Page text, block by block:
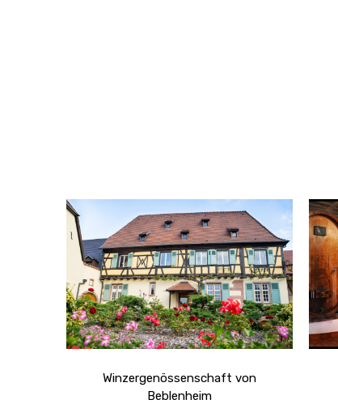
Winzergenössenschaft von
Beblenheim